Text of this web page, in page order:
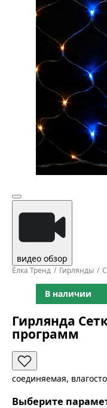
видео обзор
Ёлка Тренд Гирлянды
В наличии
Гирлянда
программ
соединяемая,
Выберите